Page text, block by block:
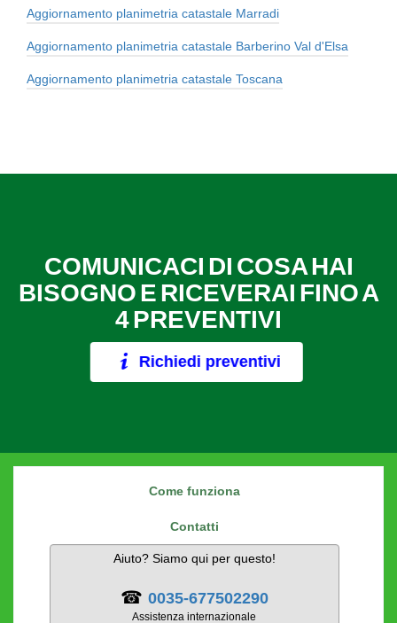
Aggiornamento planimetria catastale Marradi
Aggiornamento planimetria catastale Barberino Val d'Elsa
Aggiornamento planimetria catastale Toscana
COMUNICACI DI COSA HAI
BISOGNO E RICEVERAI FINO A
4 PREVENTIVI
Richiedi preventivi
Come funziona
Contatti
Aiuto? Siamo qui per questo!
☎ 0035-677502290
Assistenza internazionale